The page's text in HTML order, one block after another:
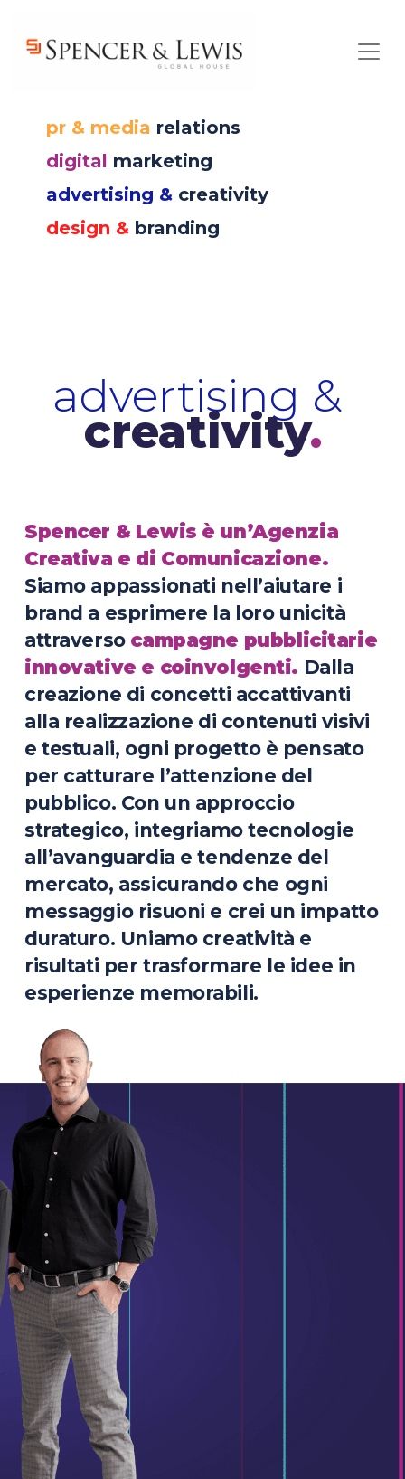
pr & media relations
digital marketing
advertising & creativity
design & branding
advertising &
creativity.
Spencer & Lewis è un’Agenzia
Creativa e di Comunicazione.
Siamo appassionati nell’aiutare i
brand a esprimere la loro unicità
attraverso campagne pubblicitarie
innovative e coinvolgenti. Dalla
creazione di concetti accattivanti
alla realizzazione di contenuti visivi
e testuali, ogni progetto è pensato
per catturare l’attenzione del
pubblico. Con un approccio
strategico, integriamo tecnologie
all’avanguardia e tendenze del
mercato, assicurando che ogni
messaggio risuoni e crei un impatto
duraturo. Uniamo creatività e
risultati per trasformare le idee in
esperienze memorabili.